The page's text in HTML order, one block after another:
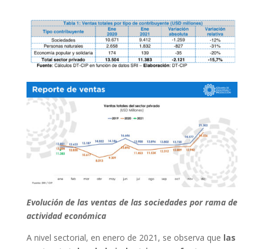
Evolución de las ventas de las sociedades por rama de
actividad económica
A nivel sectorial, en enero de 2021, se observa que las